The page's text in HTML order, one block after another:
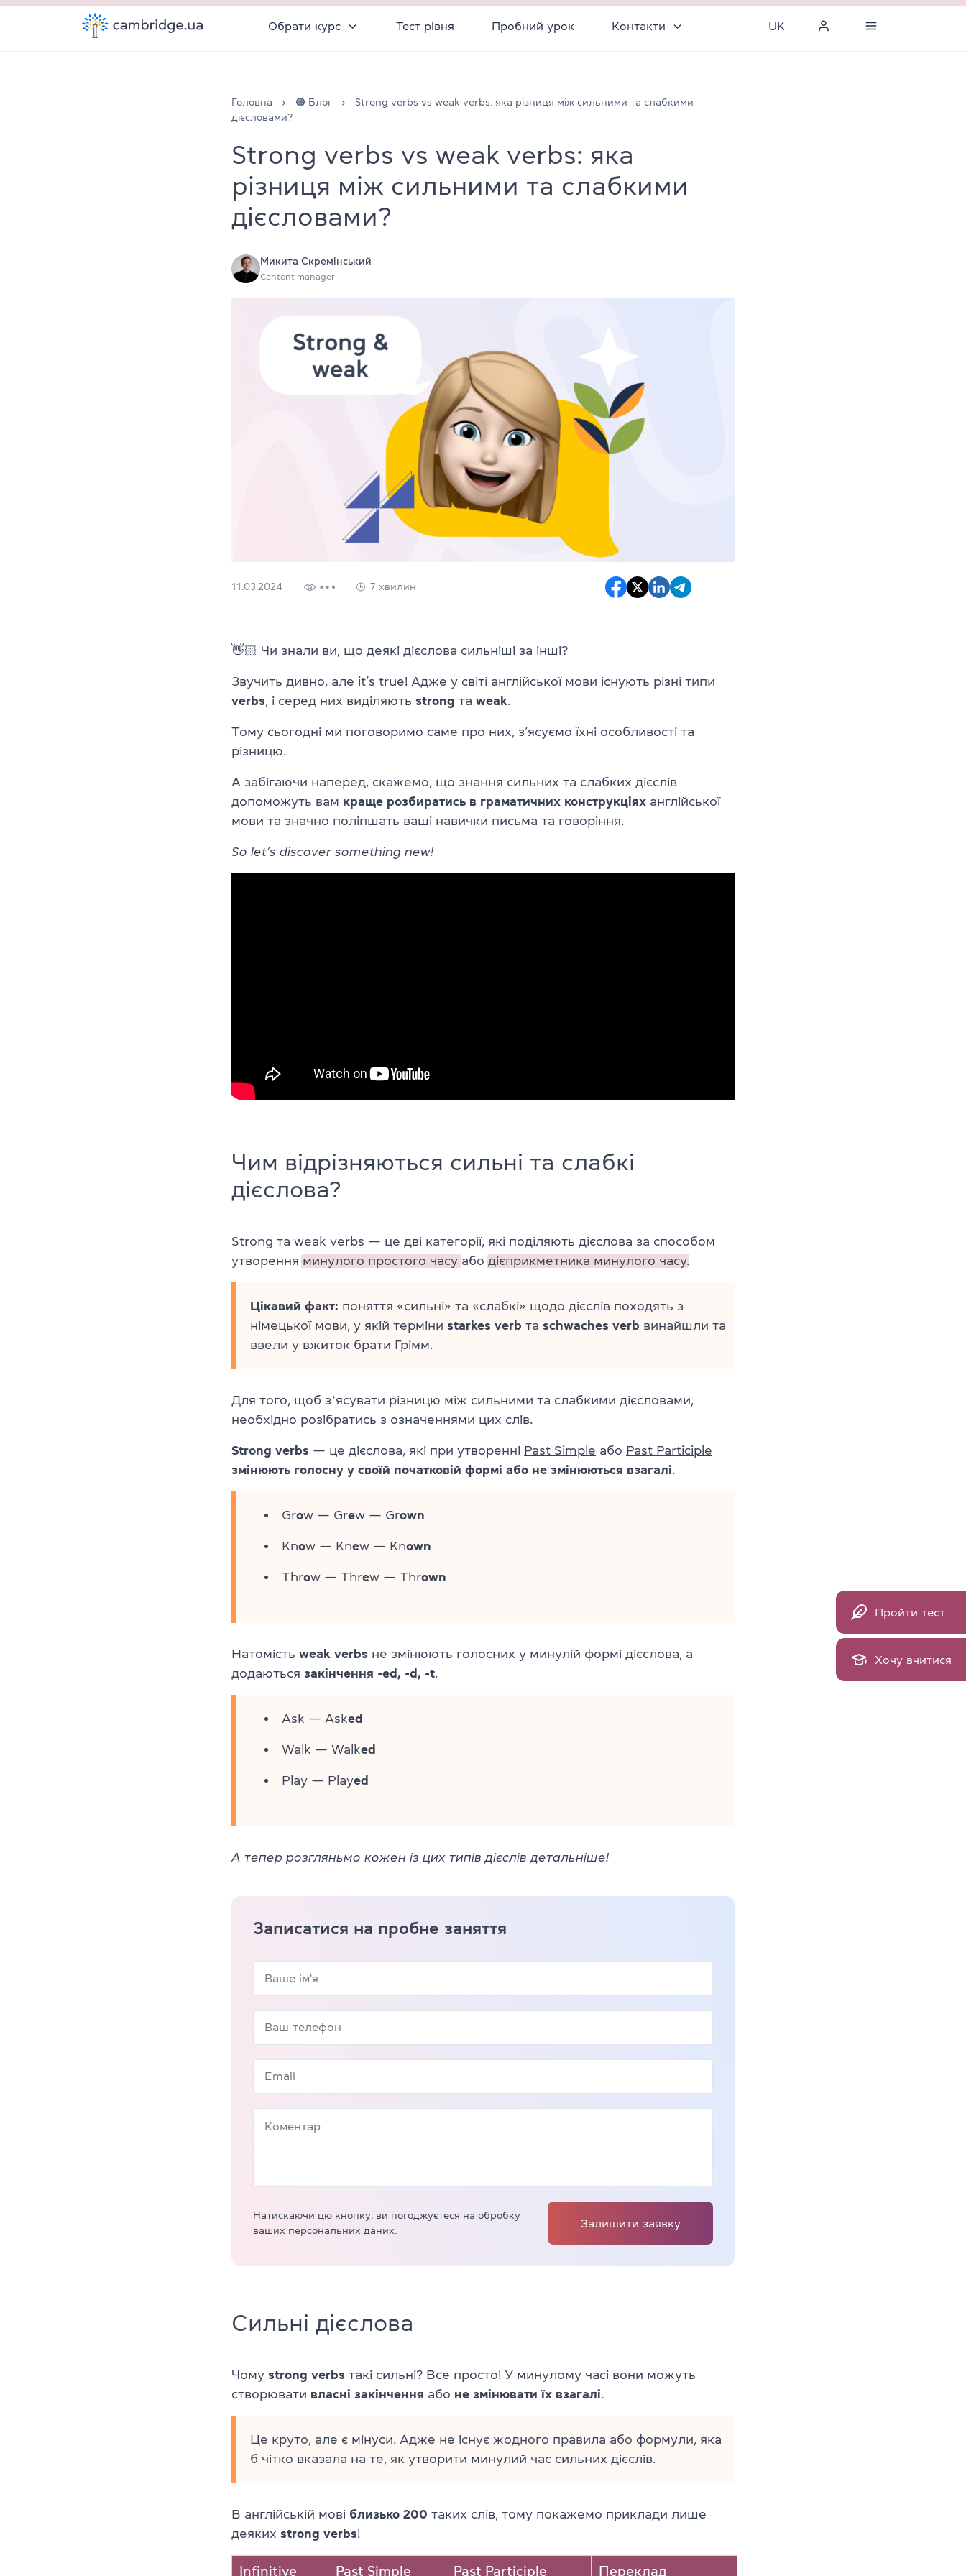
Обрати курс Тест рівня Пробний урок Контакти UK
Головна 🟠 Блог
Strong verbs vs weak verbs: яка різниця між сильними та слабкими
дієсловами?
Strong verbs vs weak verbs: яка
різниця між сильними та слабкими
дієсловами?
Микита Скремінський
Content manager
11.03.2024 7 хвилин
👋🏻 Чи знали ви, що деякі дієслова сильніші за інші?
Звучить дивно, але it’s true! Адже у світі англійської мови існують різні типи
verbs, і серед них виділяють strong та weak.
Тому сьогодні ми поговоримо саме про них, з’ясуємо їхні особливості та
різницю.
А забігаючи наперед, скажемо, що знання сильних та слабких дієслів
допоможуть вам краще розбиратись в граматичних конструкціях англійської
мови та значно поліпшать ваші навички письма та говоріння.
So let’s discover something new!
Чим відрізняються сильні та слабкі
дієслова?
Strong та weak verbs — це дві категорії, які поділяють дієслова за способом
утворення минулого простого часу або дієприкметника минулого часу.
Цікавий факт: поняття «сильні» та «слабкі» щодо дієслів походять з
німецької мови, у якій терміни starkes verb та schwaches verb винайшли та
ввели у вжиток брати Грімм.
Для того, щоб зʼясувати різницю між сильними та слабкими дієсловами,
необхідно розібратись з означеннями цих слів.
Strong verbs — це дієслова, які при утворенні Past Simple або Past Participle
змінюють голосну у своїй початковій формі або не змінюються взагалі.
Grow — Grew — Grown
Know — Knew — Known
Throw — Threw — Thrown
Натомість weak verbs не змінюють голосних у минулій формі дієслова, а
додаються закінчення -ed, -d, -t.
Ask — Asked
Walk — Walked
Play — Played
А тепер розгляньмо кожен із цих типів дієслів детальніше!
Записатися на пробне заняття
Натискаючи цю кнопку, ви погоджуєтеся на обробку
ваших персональних даних.
Залишити заявку
Сильні дієслова
Чому strong verbs такі сильні? Все просто! У минулому часі вони можуть
створювати власні закінчення або не змінювати їх взагалі.
Це круто, але є мінуси. Адже не існує жодного правила або формули, яка
б чітко вказала на те, як утворити минулий час сильних дієслів.
В англійській мові близько 200 таких слів, тому покажемо приклади лише
деяких strong verbs!
Infinitive Past Simple Past Participle Переклад
Пройти тест
Хочу вчитися